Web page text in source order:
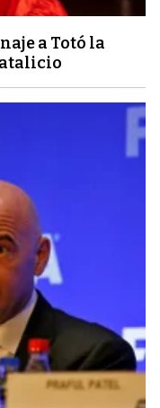
a Totó la